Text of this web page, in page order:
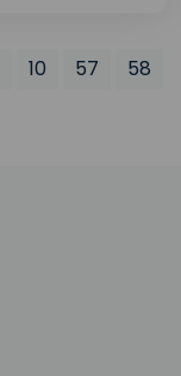
10 57 58